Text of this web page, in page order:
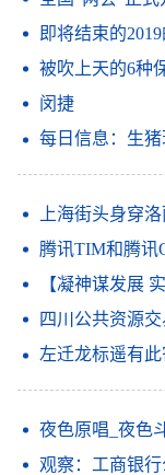
即将结束的
被吹上天的6种保健食
闵捷
每日信息：生猪现货期
上海街头身穿洛丽
腾讯TIM和腾讯
【凝神谋发展 实干兴陇原 “三抓
四川公共资源
左迁龙标遥有此寄翻
夜色原唱_夜色
观察：工商银